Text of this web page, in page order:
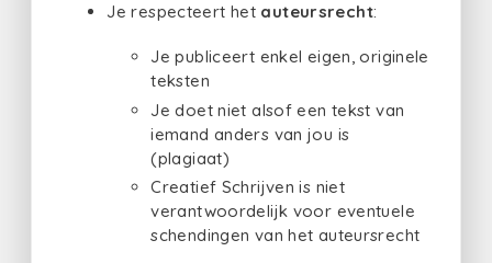
Je respecteert het auteursrecht:
Je publiceert enkel eigen, originele
teksten
Je doet niet alsof een tekst van
iemand anders van jou is
(plagiaat)
Creatief Schrijven is niet
verantwoordelijk voor eventuele
schendingen van het auteursrecht